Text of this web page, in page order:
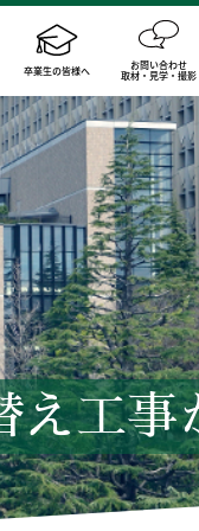
卒業生の皆様へ お問い合わせ
取材・見学・撮影
え工事